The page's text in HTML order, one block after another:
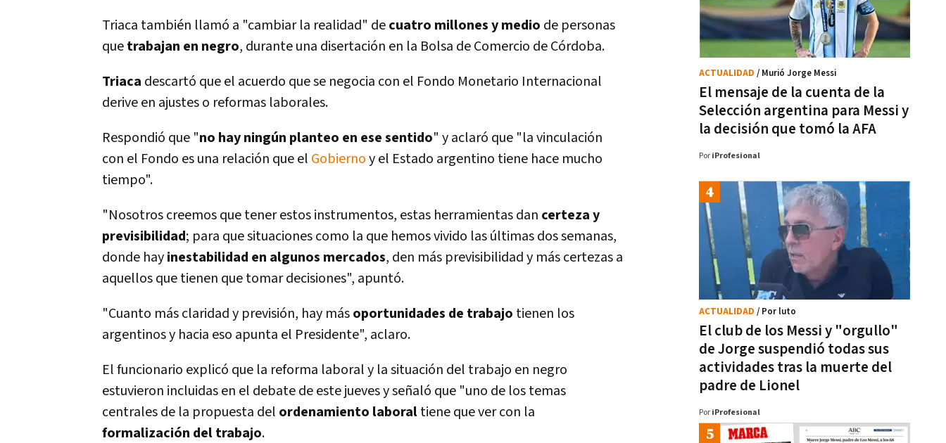
Triaca también llamó a "cambiar la realidad" decuatro millones y medio de personas
quetrabajan en negro, durante una disertación en la Bolsa de Comercio de Córdoba.
Triaca descartó que el acuerdo que se negocia con el Fondo Monetario Internacional
derive en ajustes o reformas laborales.
Respondió que "no hay ningún planteo en ese sentido" y aclaró que "la vinculación
con el Fondo es una relación que el Gobiernoy el Estado argentino tiene hace mucho
tiempo".
"Nosotros creemos que tener estos instrumentos, estas herramientas dan certeza y
previsibilidad; para que situaciones como la que hemos vivido las últimas dos semanas,
donde hayinestabilidad en algunos mercados, den más previsibilidad y más certezas a
aquellos que tienen que tomar decisiones", apuntó.
"Cuanto más claridad y previsión, hay másoportunidades de trabajo tienen los
argentinos y hacia eso apunta el Presidente", aclaro.
El funcionario explicó que la reforma laboral y la situación del trabajo en negro
estuvieron incluidas en el debate de este jueves y señaló que "uno de los temas
centrales de la propuesta del ordenamiento laboraltiene que ver con la
formalización del trabajo.
El mensaje de la cuenta de la
Selección argentina para Messi y
la decisión que tomó la AFA
ACTUALIDAD / Murió Jorge Messi
Por iProfesional
El club de los Messi y "orgullo"
de Jorge suspendió todas sus
actividades tras la muerte del
padre de Lionel
ACTUALIDAD / Por luto
Por iProfesional